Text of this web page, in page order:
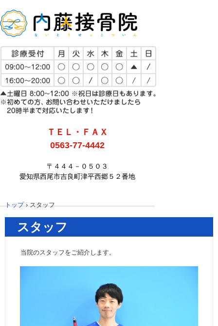
ＴＥＬ・ＦＡＸ
0563-77-4442
〒４４４－０５０３
愛知県西尾市吉良町津平西郷５２番地
トップ › スタッフ
スタッフ
当院のスタッフをご紹介します。